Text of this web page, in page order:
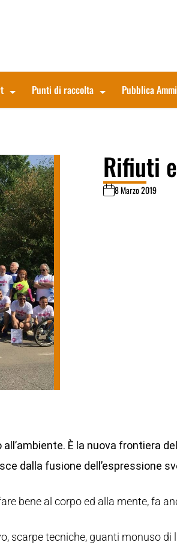
Punti di raccolta Pubblica
Rifiuti
8 Marzo 2019
È la nuova frontiera
dalla fusione dell’espressione
bene al corpo ed alla mente, fa
scarpe tecniche, guanti monuso